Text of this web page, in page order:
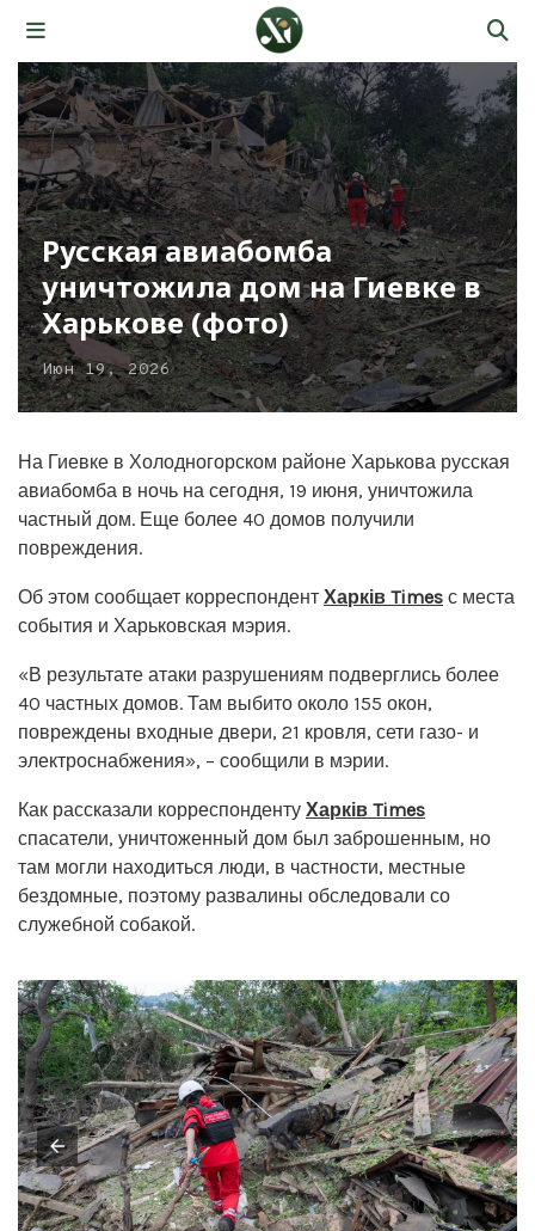
Русская авиабомба
уничтожила дом на Гиевке в
Харькове (фото)
Июн 19, 2026
На Гиевке в Холодногорском районе Харькова русская
авиабомба в ночь на сегодня, 19 июня, уничтожила
частный дом. Еще более 40 домов получили
повреждения.
Об этом сообщает корреспондент Харків Times с места
события и Харьковская мэрия.
«В результате атаки разрушениям подверглись более
40 частных домов. Там выбито около 155 окон,
повреждены входные двери, 21 кровля, сети газо- и
электроснабжения», – сообщили в мэрии.
Как рассказали корреспонденту Харків Times
спасатели, уничтоженный дом был заброшенным, но
там могли находиться люди, в частности, местные
бездомные, поэтому развалины обследовали со
служебной собакой.